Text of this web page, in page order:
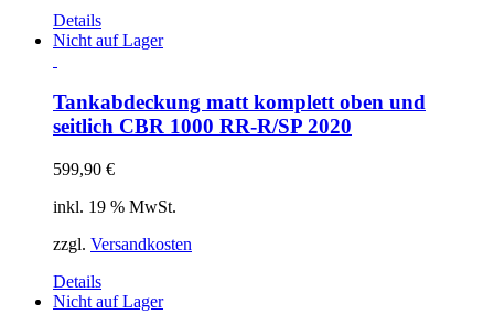
Details
Nicht auf Lager
Tankabdeckung matt komplett oben und
seitlich CBR 1000 RR-R/SP 2020
599,90 €
inkl. 19 % MwSt.
zzgl. Versandkosten
Details
Nicht auf Lager